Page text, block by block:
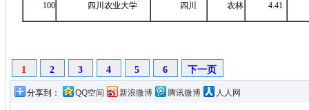
100 四川农业大学 四川 农林 4.41
1 2 3 4 5 6 下一页
分享到： QQ空间 新浪微博 腾讯微博 人人网